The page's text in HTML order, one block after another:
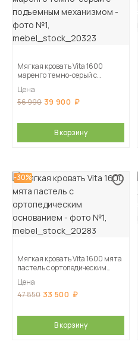
Мягкая кровать Vita 1600
маренго темно-серый с
Цена
56 990 39 900
В корзину
-30%
Мягкая кровать Vita 1600 мята
пастель с ортопедическим
Цена
47 850 33 500
В корзину